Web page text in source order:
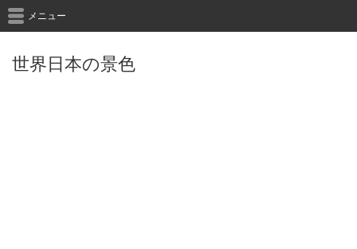
世界日本の景色
メニュー